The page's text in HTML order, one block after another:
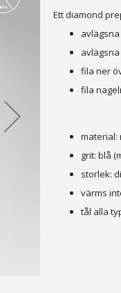
Ett diamond
fila ner
fila
material:
grit: blå
storlek:
värms
tål alla